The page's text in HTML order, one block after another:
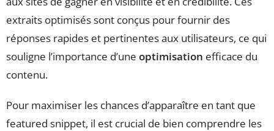
extraits optimisés sont conçus pour fournir des
réponses rapides et pertinentes aux utilisateurs, ce qui
souligne l’importance d’une optimisation efficace du
contenu.
Pour maximiser les chances d’apparaître en tant que
featured snippet, il est crucial de bien comprendre les